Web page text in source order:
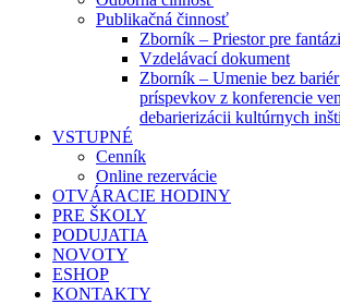
Publikačná činnosť
Zborník – Priestor pre
Vzdelávací dokument
Zborník – Umenie bez
príspevkov z konferencie
debarierizácii kultúrnych
VSTUPNÉ
Cenník
Online rezervácie
OTVÁRACIE HODINY
PRE ŠKOLY
PODUJATIA
NOVOTY
ESHOP
KONTAKTY